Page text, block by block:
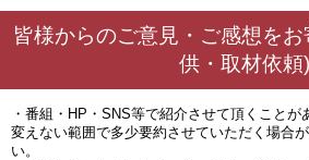
皆様からのご意見・ご感想を
供・取材依頼)
・番組・HP・SNS等で紹介させて頂くことが
変えない範囲で多少要約させていただく場合
い。